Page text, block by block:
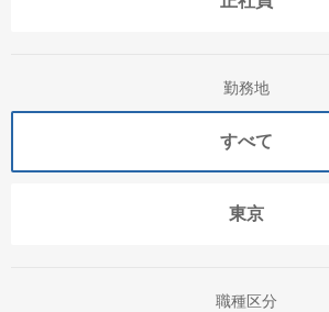
勤務地
すべて
東京
職種区分